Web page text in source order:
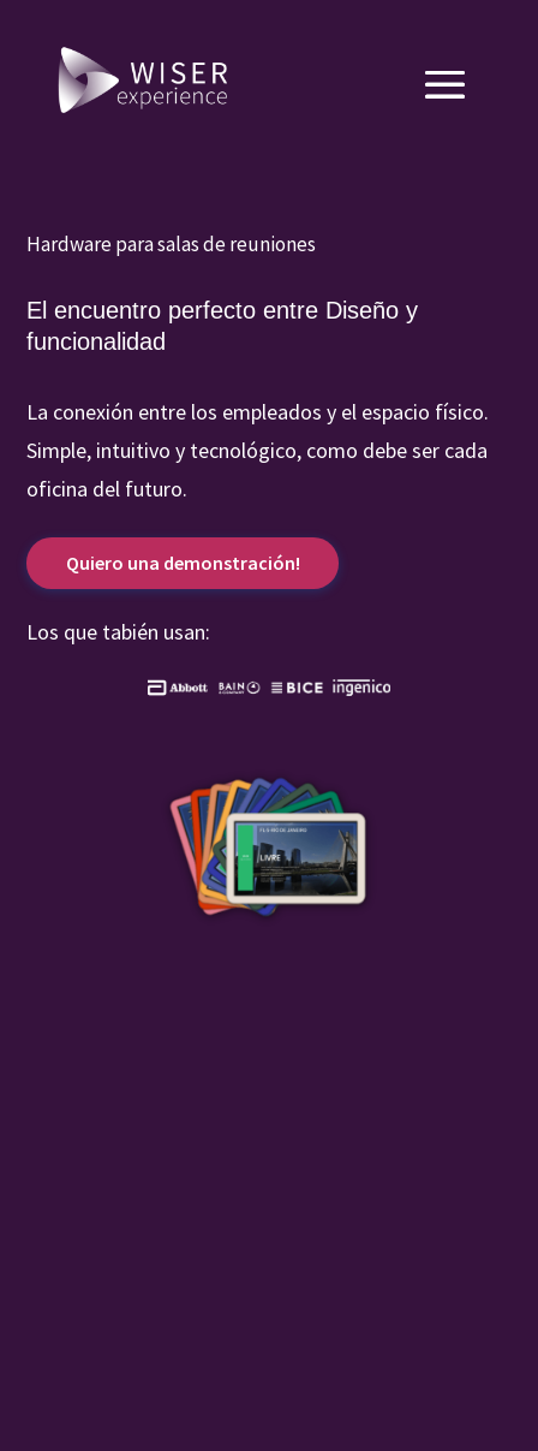
Hardware para salas de reuniones
El encuentro perfecto entre Diseño y
funcionalidad
La conexión entre los empleados y el espacio físico.
Simple, intuitivo y tecnológico, como debe ser cada
oficina del futuro.
Quiero una demonstración!
Los que tabién usan: